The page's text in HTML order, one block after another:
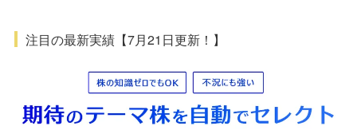
注目の最新実績【7月21日更新！】